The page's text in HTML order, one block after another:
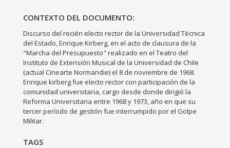
CONTEXTO DEL DOCUMENTO:
Discurso del recién electo rector de la Universidad Técnica
del Estado, Enrique Kirberg, en el acto de clausura de la
"Marcha del Presupuesto" realizado en el Teatro del
Instituto de Extensión Musical de la Universidad de Chile
(actual Cinearte Normandie) el 8 de noviembre de 1968.
Enrique kirberg fue electo rector con participación de la
comunidad universitaria, cargo desde donde dirigió la
Reforma Universitaria entre 1968 y 1973, año en que su
tercer período de gestión fue interrumpido por el Golpe
Militar.
TAGS